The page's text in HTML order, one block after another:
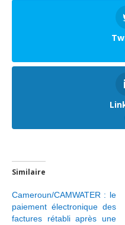
Similaire
Cameroun/CAMWATER : le
paiement électronique des
factures rétabli après une